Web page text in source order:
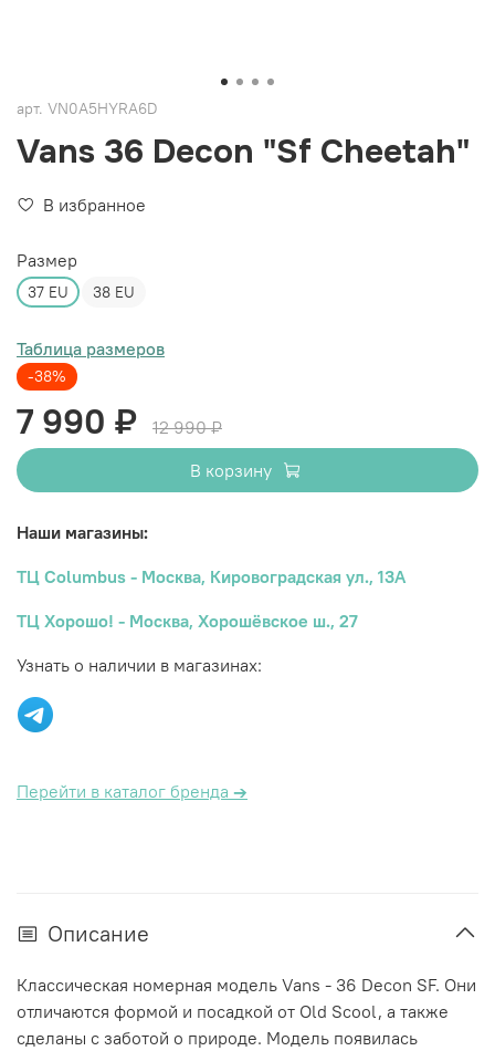
арт. VN0A5HYRA6D
Vans 36 Decon "Sf Cheetah"
В избранное
Размер
37 EU 38 EU
Таблица размеров
-38%
7 990 ₽
12 990 ₽
В корзину
Наши магазины:
ТЦ Columbus - Москва, Кировоградская ул., 13А
ТЦ Хорошо! - Москва, Хорошёвское ш., 27
Узнать о наличии в магазинах:
Перейти в каталог бренда →
Описание
Классическая номерная модель Vans - 36 Decon SF. Они
отличаются формой и посадкой от Old Scool, а также
сделаны с заботой о природе. Модель появилась